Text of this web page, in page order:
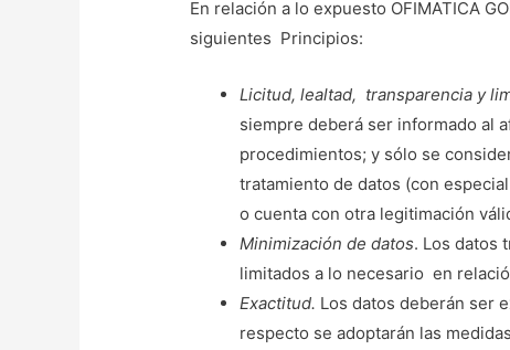
En relación a lo expuesto OFIMATICA
siguientes Principios:
Licitud, lealtad, transparencia y
siempre deberá ser informado al
procedimientos; y sólo se
tratamiento de datos (con
o cuenta con otra legitimación
Minimización de datos. Los datos
limitados a lo necesario en
Exactitud. Los datos deberán ser
respecto se adoptarán las